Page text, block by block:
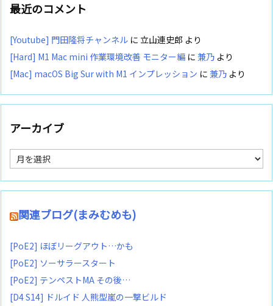
最近のコメント
[Youtube] 門田隆将チャンネル に 立山連史郎 より
[Hard] M1 Mac mini 作業環境改善 モニター編 に 兼乃 より
[Mac] macOS Big Sur with M1 インプレッション に 兼乃 より
アーカイブ
ア
ー
カ
イ
関連ブログ(まみむめも)
[PoE2] ほぼリーグアウト…かも
[PoE2] ソーサラースタート
[PoE2] テンペストMA その後…
[D4 S14] ドルイド 人熊型嵐の一撃ビルド